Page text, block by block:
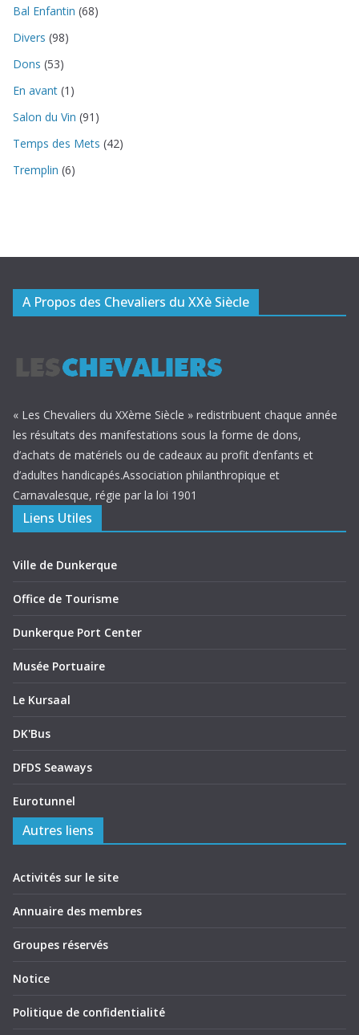
Bal Enfantin (68)
Divers (98)
Dons (53)
En avant (1)
Salon du Vin (91)
Temps des Mets (42)
Tremplin (6)
A Propos des Chevaliers du XXè Siècle
« Les Chevaliers du XXème Siècle » redistribuent chaque année
les résultats des manifestations sous la forme de dons,
d’achats de matériels ou de cadeaux au profit d’enfants et
d’adultes handicapés.Association philanthropique et
Carnavalesque, régie par la loi 1901
Liens Utiles
Ville de Dunkerque
Office de Tourisme
Dunkerque Port Center
Musée Portuaire
Le Kursaal
DK'Bus
DFDS Seaways
Eurotunnel
Autres liens
Activités sur le site
Annuaire des membres
Groupes réservés
Notice
Politique de confidentialité